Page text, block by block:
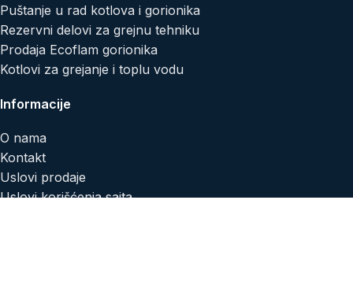
Puštanje u rad kotlova i gorionika
Rezervni delovi za grejnu tehniku
Prodaja Ecoflam gorionika
Kotlovi za grejanje i toplu vodu
Informacije
O nama
Kontakt
Uslovi prodaje
Uslovi korišćenja sajta